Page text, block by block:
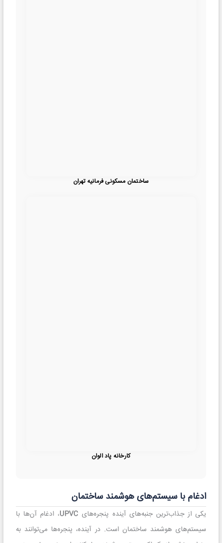
ساختمان مسکونی فرمانیه تهران
کارخانه پاد الوان
ادغام با سیستم‌های هوشمند ساختمان
یکی از جذاب‌ترین جنبه‌های آینده پنجره‌های UPVC، ادغام آن‌ها با
سیستم‌های هوشمند ساختمان است. در آینده، پنجره‌ها می‌توانند به